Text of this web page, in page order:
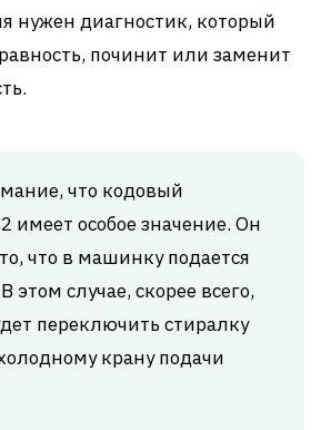
нужен диагностик, который
починит или заменит
что кодовый
имеет особое значение. Он
что в машинку подается
этом случае, скорее всего,
переключить стиралку
крану подачи